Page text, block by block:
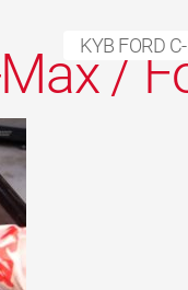
KYB FORD
/